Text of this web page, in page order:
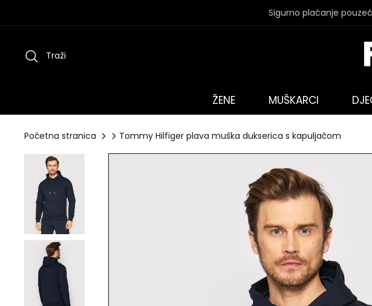
Sigurno plaćanje
Traži
ŽENE MUŠKARCI
Početna stranica Tommy Hilfiger plava muška dukserica s kapuljačom